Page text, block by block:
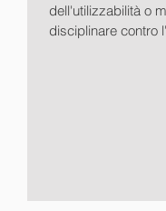
dell'utilizzabilità o
disciplinare contro